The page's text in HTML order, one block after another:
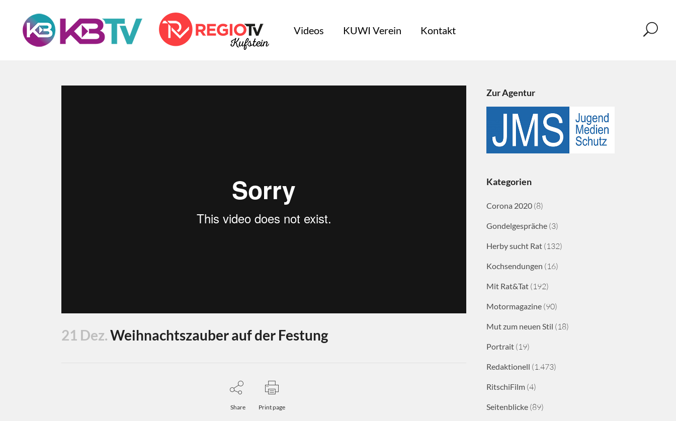
Videos KUWI Verein Kontakt
21 Dez.Weihnachtszauber auf der Festung
Share Print page
Zur Agentur
Kategorien
Corona 2020 (8)
Gondelgespräche (3)
Herby sucht Rat (132)
Kochsendungen (16)
Mit Rat&Tat (192)
Motormagazine (90)
Mut zum neuen Stil (18)
Portrait (19)
Redaktionell (1.473)
RitschiFilm (4)
Seitenblicke (89)